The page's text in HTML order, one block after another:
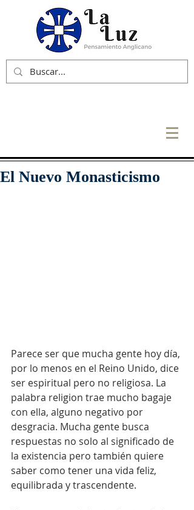
El Nuevo Monasticismo
Parece ser que mucha gente hoy día,
por lo menos en el Reino Unido, dice
ser espiritual pero no religiosa. La
palabra religion trae mucho bagaje
con ella, alguno negativo por
desgracia. Mucha gente busca
respuestas no solo al significado de
la existencia pero también quiere
saber como tener una vida feliz,
equilibrada y trascendente.